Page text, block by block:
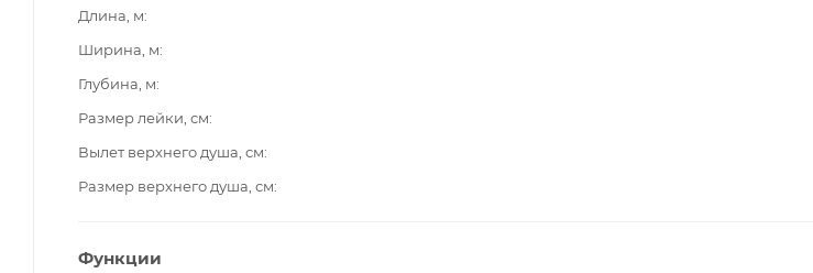
Длина, м
Ширина, м
Глубина, м
Размер лейки, см
Вылет верхнего душа, см
Размер верхнего душа, см
Функции